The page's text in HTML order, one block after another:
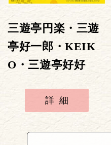
三遊亭円楽・三遊
亭好一郎・KEIK
O・三遊亭好好
詳細